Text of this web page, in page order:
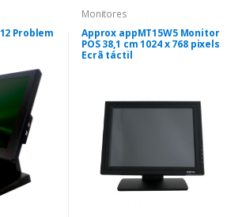
Problem
Monitores
Approx appMT15W5 Monitor
POS 38,1 cm 1024 x 768 pixels
Ecrã táctil